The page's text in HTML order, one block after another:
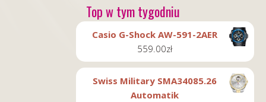
Top w tym tygodniu
Casio G-Shock AW-591-2AER
559.00zł
Swiss Military SMA34085.26
Automatik